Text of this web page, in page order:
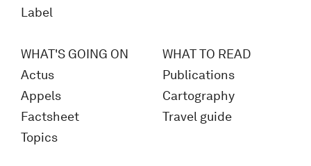
Label
WHAT'S GOING ON
Actus
Appels
Factsheet
Topics
WHAT TO READ
Publications
Cartography
Travel guide